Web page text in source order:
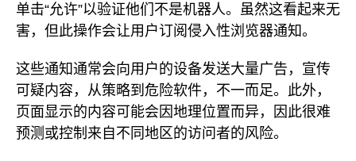
单击“允许”以验证他们不是机器人。虽然这看起来无
害，但此操作会让用户订阅侵入性浏览器通知。
这些通知通常会向用户的设备发送大量广告，宣传
可疑内容，从策略到危险软件，不一而足。此外，
页面显示的内容可能会因地理位置而异，因此很难
预测或控制来自不同地区的访问者的风险。